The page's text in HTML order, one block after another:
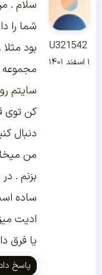
U321542
۱ اسفند ۱۴۰۱
سلام .
شما را
بود
سایتم
کن توی
دنبال
من
بزنم .
ساده
ادیت
یا فرق
پاسخ